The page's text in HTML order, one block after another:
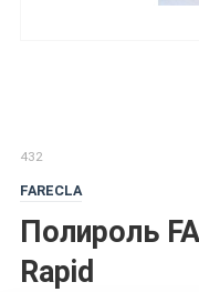
432
FARECLA
Полироль
Rapid